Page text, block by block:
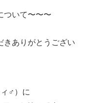
ついて〜〜〜
きありがとうござい
♂）に